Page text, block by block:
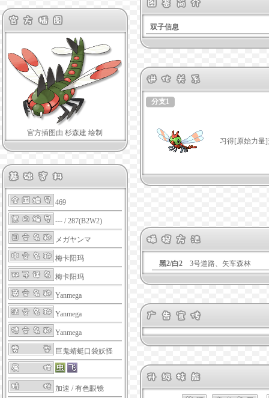
官方插图由 杉森建 绘制
469
--- / 287(B2W2)
メガヤンマ
梅卡阳玛
梅卡阳玛
Yanmega
Yanmega
Yanmega
巨鬼蜻蜓口袋妖怪
加速 /有色眼镜
双子信息
分支1
习得[原始力量]
黑2/白2 3号道路、矢车森林